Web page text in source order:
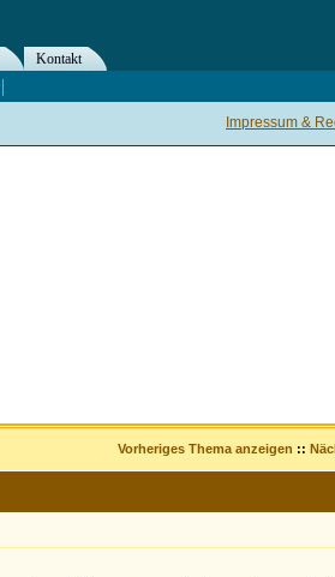
Vorheriges Thema anzeigen ::
Impressum &
Kontakt